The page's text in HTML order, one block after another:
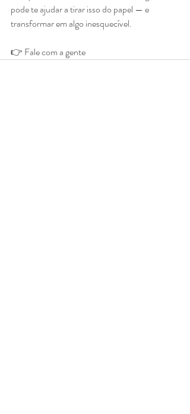
pode te ajudar a tirar isso do papel — e
transformar em algo inesquecível.
👉 Fale com a gente